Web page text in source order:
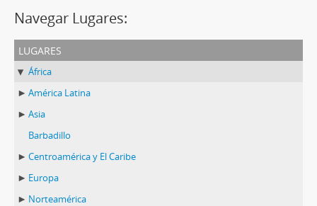
Navegar Lugares:
lugares
África
América Latina
Asia
Barbadillo
Centroamérica y El Caribe
Europa
Norteamérica